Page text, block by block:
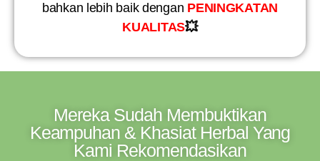
bahkan lebih baik dengan PENINGKATAN
KUALITAS💥
Mereka Sudah Membuktikan
Keampuhan & Khasiat Herbal Yang
Kami Rekomendasikan